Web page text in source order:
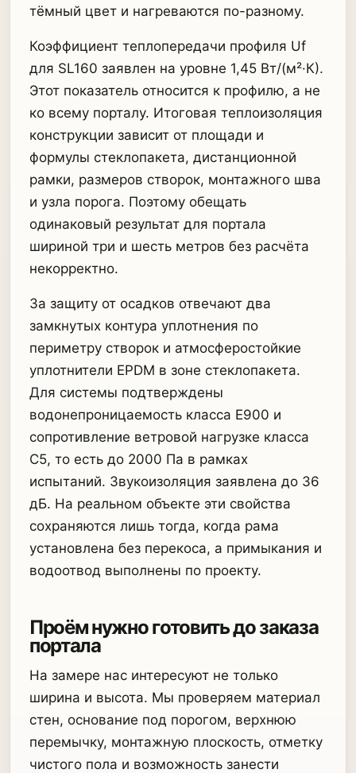
тёмный цвет и нагреваются по-разному.
Коэффициент теплопередачи профиля Uf
для SL160 заявлен на уровне 1,45 Вт/(м²·К).
Этот показатель относится к профилю, а не
ко всему порталу. Итоговая теплоизоляция
конструкции зависит от площади и
формулы стеклопакета, дистанционной
рамки, размеров створок, монтажного шва
и узла порога. Поэтому обещать
одинаковый результат для портала
шириной три и шесть метров без расчёта
некорректно.
За защиту от осадков отвечают два
замкнутых контура уплотнения по
периметру створок и атмосферостойкие
уплотнители EPDM в зоне стеклопакета.
Для системы подтверждены
водонепроницаемость класса E900 и
сопротивление ветровой нагрузке класса
C5, то есть до 2000 Па в рамках
испытаний. Звукоизоляция заявлена до 36
дБ. На реальном объекте эти свойства
сохраняются лишь тогда, когда рама
установлена без перекоса, а примыкания и
водоотвод выполнены по проекту.
Проём нужно готовить до заказа
портала
На замере нас интересуют не только
ширина и высота. Мы проверяем материал
стен, основание под порогом, верхнюю
перемычку, монтажную плоскость, отметку
чистого пола и возможность занести